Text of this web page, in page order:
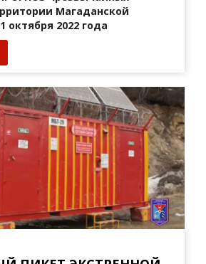
Магаданской
октября 2022 года